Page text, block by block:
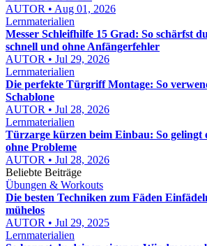
AUTOR • Aug 01, 2026
Lernmaterialien
Messer Schleifhilfe 15 Grad: So schärfst
schnell und ohne Anfängerfehler
AUTOR • Jul 29, 2026
Lernmaterialien
Die perfekte Türgriff Montage: So
Schablone
AUTOR • Jul 28, 2026
Lernmaterialien
Türzarge kürzen beim Einbau: So gelingt
ohne Probleme
AUTOR • Jul 28, 2026
Beliebte Beiträge
Übungen & Workouts
Die besten Techniken zum Fäden
mühelos
AUTOR • Jul 29, 2025
Lernmaterialien